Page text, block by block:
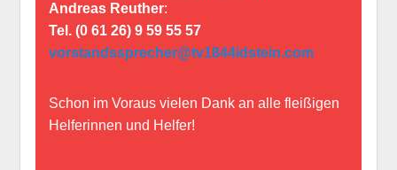
Andreas Reuther:
Tel. (0 61 26) 9 59 55 57
vorstandssprecher@tv1844idstein.com
Schon im Voraus vielen Dank an alle fleißigen
Helferinnen und Helfer!